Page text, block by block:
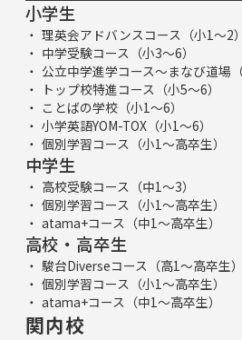
小学生
理英会アドバンスコース（小1～2）
中学受験コース（小3～6）
公立中学進学コース～まなび道場（
トップ校特進コース（小5～6）
ことばの学校（小1～6）
小学英語YOM-TOX（小1～6）
個別学習コース（小1～高卒生）
中学生
高校受験コース（中1～3）
個別学習コース（小1～高卒生）
atama+コース（中1～高卒生）
高校・高卒生
駿台Diverseコース（高1～高卒生）
個別学習コース（小1～高卒生）
atama+コース（中1～高卒生）
関内校